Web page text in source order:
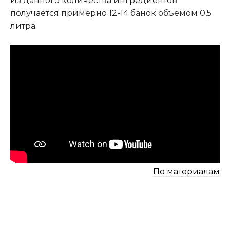
получается примерно 12-14 банок объемом 0,5
литра.
По материалам